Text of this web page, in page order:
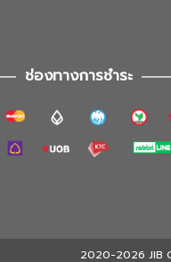
ช่องทางการชำระ
2020-2026 JIB